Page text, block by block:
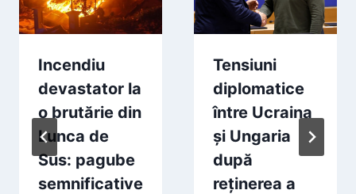
Incendiu
devastator la
o brutărie din
Lunca de
Sus: pagube
semnificative
Tensiuni
diplomatice
între Ucraina
și Ungaria
după
reținerea a